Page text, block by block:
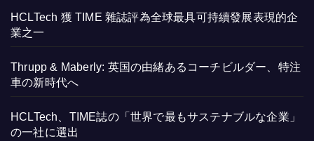
HCLTech 獲 TIME 雜誌評為全球最具可持續發展表現的企
業之一
Thrupp & Maberly: 英国の由緒あるコーチビルダー、特注
車の新時代へ
HCLTech、TIME誌の「世界で最もサステナブルな企業」
の一社に選出